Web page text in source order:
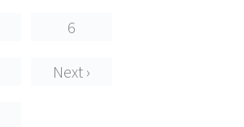
6
Next ›